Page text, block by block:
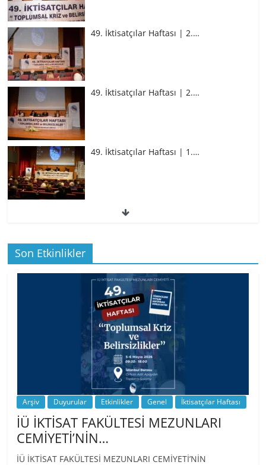
49. İktisatçılar Haftası | 2.…
49. İktisatçılar Haftası | 2.…
49. İktisatçılar Haftası | 1.…
49. İktisatçılar Haftası | 1.…
BİZ İKTİSATLILAR: İÇİMİZDEN BİRİ PROF.
…
Son Etkinlikler
Arşiv Duyurular Etkinlikler Genel İktisatçılar Haftası
İÜ İKTİSAT FAKÜLTESİ MEZUNLARI
CEMİYETİ’NİN…
İÜ İKTİSAT FAKÜLTESİ MEZUNLARI CEMİYETİ’NİN